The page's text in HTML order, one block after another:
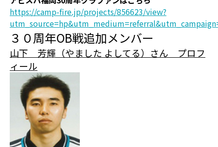
https://camp-fire.jp/projects/856623/view?
３０周年OB戦追加メンバー
山下 芳輝（やました よしてる）さん プロフ
ィール